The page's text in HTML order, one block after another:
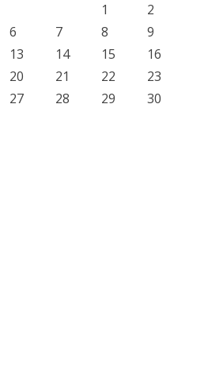
1
2
6 7 8
9
13 14 15
16
20 21 22
23
27 28 29
30